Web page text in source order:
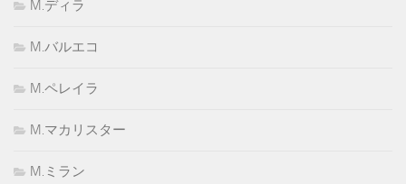
M.ディラ
M.バルエコ
M.ペレイラ
M.マカリスター
M.ミラン